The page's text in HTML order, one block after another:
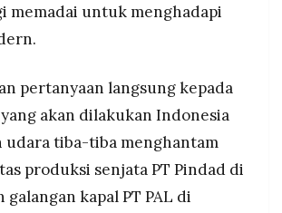
memadai untuk menghadapi
pertanyaan langsung kepada
akan dilakukan Indonesia
udara tiba-tiba menghantam
produksi senjata PT Pindad di
galangan kapal PT PAL di